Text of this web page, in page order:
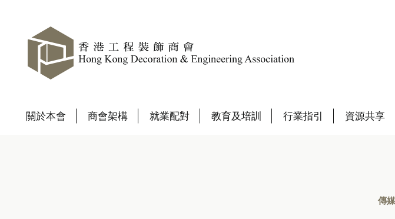
關於本會 商會架構 就業配對 教育及培訓 行業指引 資源共享
傳